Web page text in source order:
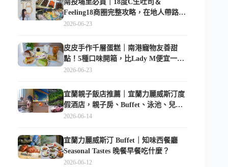
南投埔里必買｜18度C生吐司＆
Feeling18商圈完整攻略，在地人帶路這
樣逛
2026-06-23
皮皮手作千層蛋糕｜南港寵物友善甜
點！5種口味開箱，比Lady M便宜一半
的台北隱藏版
2026-06-23
宜蘭親子飯店推薦｜宜蘭力麗威斯汀度
假酒店，親子房、Buffet、泳池、兒童
俱樂部超適合放電
2026-06-14
宜蘭力麗威斯汀 Buffet｜知味西餐廳
Seasonal Tastes 晚餐早餐吃什麼？
2026-06-12